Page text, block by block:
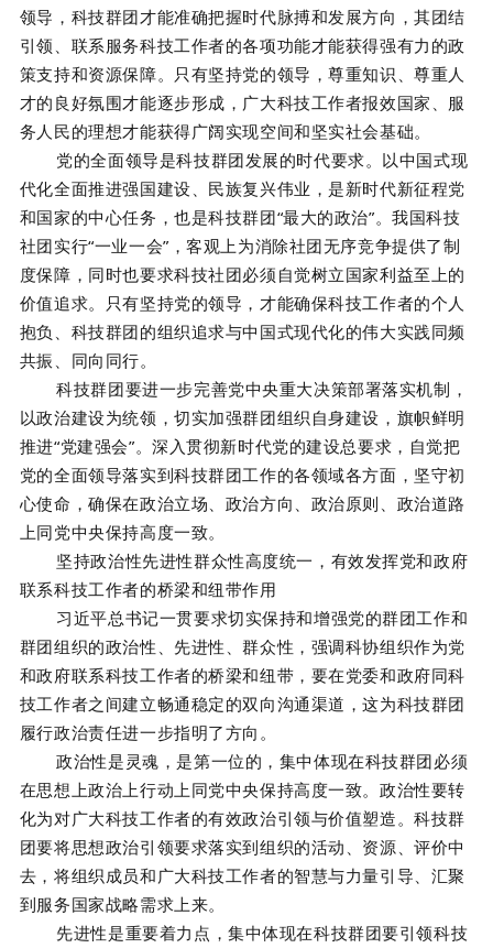
领导，科技群团才能准确把握时代脉搏和发展方向，其团结
引领、联系服务科技工作者的各项功能才能获得强有力的政
策支持和资源保障。只有坚持党的领导，尊重知识、尊重人
才的良好氛围才能逐步形成，广大科技工作者报效国家、服
务人民的理想才能获得广阔实现空间和坚实社会基础。
党的全面领导是科技群团发展的时代要求。以中国式现
代化全面推进强国建设、民族复兴伟业，是新时代新征程党
和国家的中心任务，也是科技群团“最大的政治”。我国科技
社团实行“一业一会”，客观上为消除社团无序竞争提供了制
度保障，同时也要求科技社团必须自觉树立国家利益至上的
价值追求。只有坚持党的领导，才能确保科技工作者的个人
抱负、科技群团的组织追求与中国式现代化的伟大实践同频
共振、同向同行。
科技群团要进一步完善党中央重大决策部署落实机制，
以政治建设为统领，切实加强群团组织自身建设，旗帜鲜明
推进“党建强会”。深入贯彻新时代党的建设总要求，自觉把
党的全面领导落实到科技群团工作的各领域各方面，坚守初
心使命，确保在政治立场、政治方向、政治原则、政治道路
上同党中央保持高度一致。
坚持政治性先进性群众性高度统一，有效发挥党和政府
联系科技工作者的桥梁和纽带作用
习近平总书记一贯要求切实保持和增强党的群团工作和
群团组织的政治性、先进性、群众性，强调科协组织作为党
和政府联系科技工作者的桥梁和纽带，要在党委和政府同科
技工作者之间建立畅通稳定的双向沟通渠道，这为科技群团
履行政治责任进一步指明了方向。
政治性是灵魂，是第一位的，集中体现在科技群团必须
在思想上政治上行动上同党中央保持高度一致。政治性要转
化为对广大科技工作者的有效政治引领与价值塑造。科技群
团要将思想政治引领要求落实到组织的活动、资源、评价中
去，将组织成员和广大科技工作者的智慧与力量引导、汇聚
到服务国家战略需求上来。
先进性是重要着力点，集中体现在科技群团要引领科技